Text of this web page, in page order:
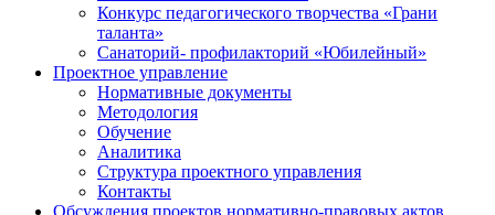
Конкурс педагогического творчества «Грани
таланта»
Санаторий- профилакторий «Юбилейный»
Проектное управление
Нормативные документы
Методология
Обучение
Аналитика
Структура проектного управления
Контакты